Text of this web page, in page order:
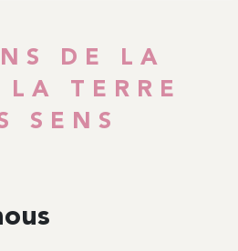
DE LA
LA TERRE
SENS